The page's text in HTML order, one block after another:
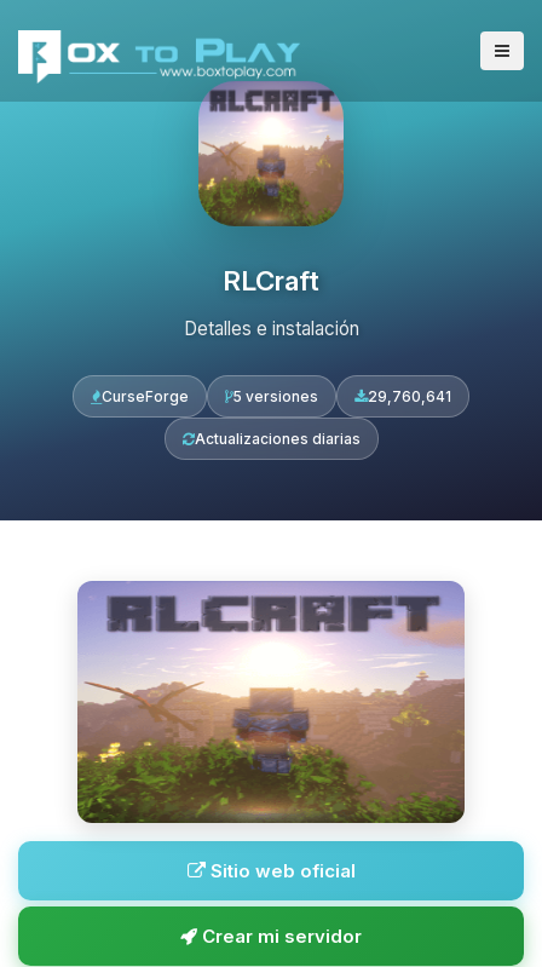
RLCraft
Detalles e instalación
CurseForge 5 versiones 29,760,641
Actualizaciones diarias
Sitio web oficial
Crear mi servidor